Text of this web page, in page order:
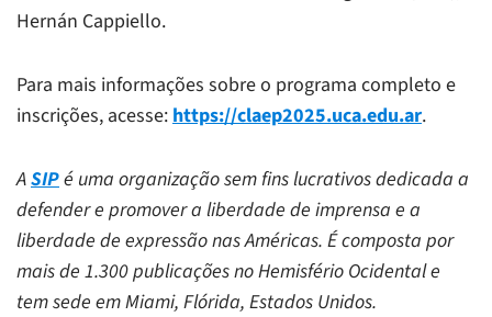
Hernán Cappiello.
Para mais informações sobre o programa completo e
inscrições, acesse: https://claep2025.uca.edu.ar.
ASIPé uma organização sem fins lucrativos dedicada a
defender e promover a liberdade de imprensa e a
liberdade de expressão nas Américas. É composta por
mais de 1.300 publicações no Hemisfério Ocidental e
tem sede em Miami, Flórida, Estados Unidos.